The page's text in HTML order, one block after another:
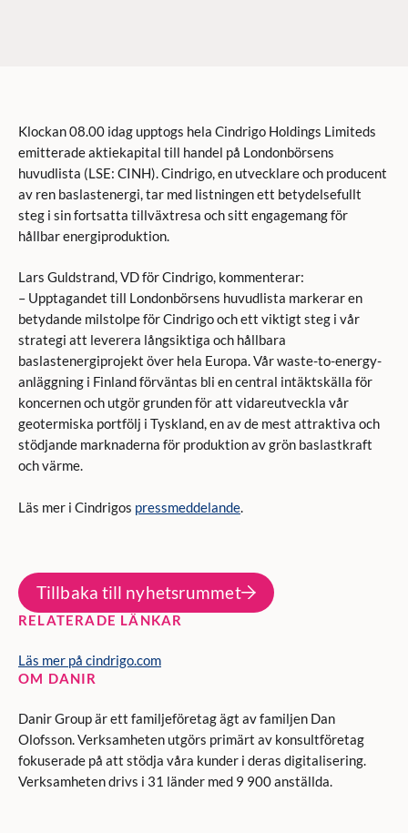
Klockan 08.00 idag upptogs hela Cindrigo Holdings Limiteds
emitterade aktiekapital till handel på Londonbörsens
huvudlista (LSE: CINH). Cindrigo, en utvecklare och producent
av ren baslastenergi, tar med listningen ett betydelsefullt
steg i sin fortsatta tillväxtresa och sitt engagemang för
hållbar energiproduktion.
Lars Guldstrand, VD för Cindrigo, kommenterar:
– Upptagandet till Londonbörsens huvudlista markerar en
betydande milstolpe för Cindrigo och ett viktigt steg i vår
strategi att leverera långsiktiga och hållbara
baslastenergiprojekt över hela Europa. Vår waste-to-energy-
anläggning i Finland förväntas bli en central intäktskälla för
koncernen och utgör grunden för att vidareutveckla vår
geotermiska portfölj i Tyskland, en av de mest attraktiva och
stödjande marknaderna för produktion av grön baslastkraft
och värme.
Läs mer i Cindrigos pressmeddelande
Tillbaka till nyhetsrummet
RELATERADE LÄNKAR
Läs mer på cindrigo.com
OM DANIR
Danir Group är ett familjeföretag ägt av familjen Dan
Olofsson. Verksamheten utgörs primärt av konsultföretag
fokuserade på att stödja våra kunder i deras digitalisering.
Verksamheten drivs i 31 länder med 9 900 anställda.